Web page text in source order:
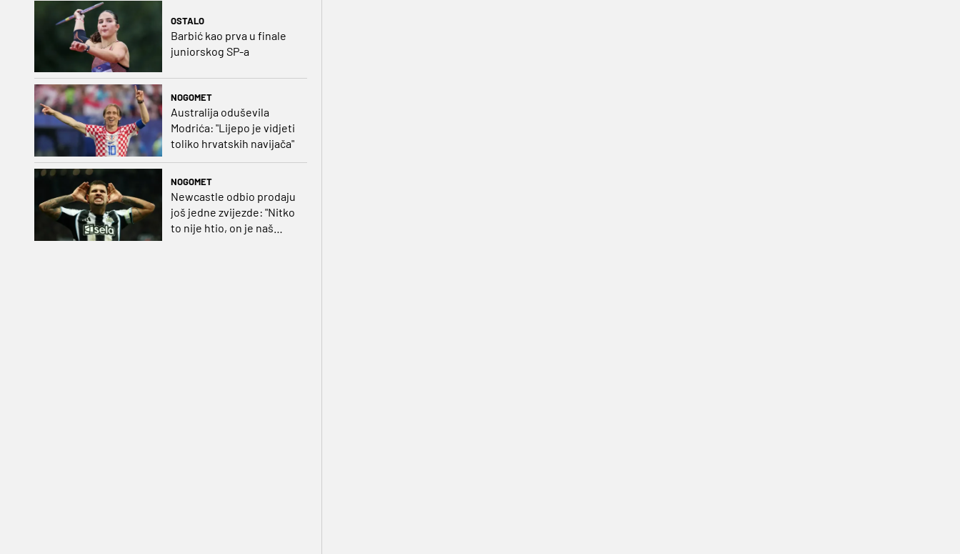
OSTALO
Barbić kao prva u finale
juniorskog SP-a
NOGOMET
Australija oduševila
Modrića: "Lijepo je vidjeti
toliko hrvatskih navijača"
NOGOMET
Newcastle odbio prodaju
još jedne zvijezde: "Nitko
to nije htio, on je naš